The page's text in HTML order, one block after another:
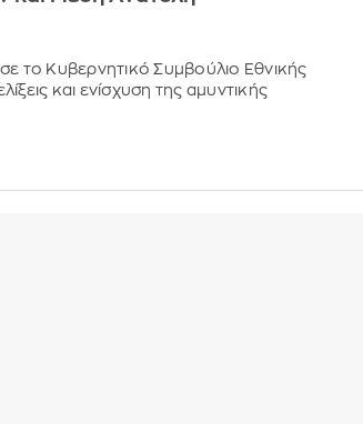
το Κυβερνητικό Συμβούλιο Εθνικής
και ενίσχυση της αμυντικής